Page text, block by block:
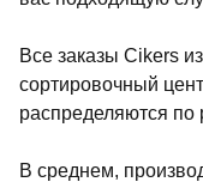
Все заказы Cikers
сортировочный
распределяются по
В среднем,